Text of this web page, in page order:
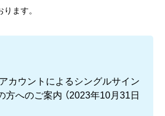
ます。
アカウントによるシングルサイン
方へのご案内 （2023年10月31日